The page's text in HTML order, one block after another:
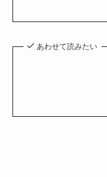
あわせて読みたい